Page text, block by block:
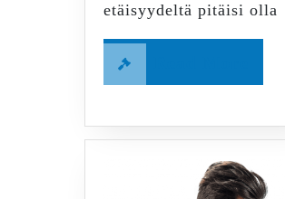
etäisyydeltä pitäisi olla
More